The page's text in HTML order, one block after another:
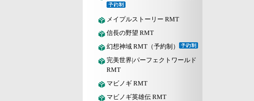
メイプルストーリー RMT
信長の野望 RMT
幻想神域 RMT（予約制）
完美世界|パーフェクトワールド
RMT
マビノギ RMT
マビノギ英雄伝 RMT